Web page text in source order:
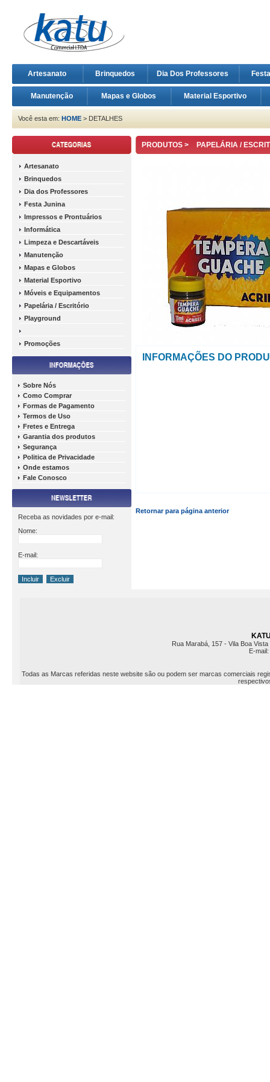
Artesanato Brinquedos Dia Dos Professores
Manutenção Mapas e Globos Material Esportivo
Você esta em: HOME > DETALHES
Artesanato
Brinquedos
Dia dos Professores
Festa Junina
Impressos e Prontuários
Informática
Limpeza e Descartáveis
Manutenção
Mapas e Globos
Material Esportivo
Móveis e Equipamentos
Papelária / Escritório
Playground
Promoções
Sobre Nós
Como Comprar
Formas de Pagamento
Termos de Uso
Fretes e Entrega
Garantia dos produtos
Segurança
Politica de Privacidade
Onde estamos
Fale Conosco
Receba as novidades por e-mail:
Nome:
E-mail:
PRODUTOS > PAPELÁRIA /
INFORMAÇÕES DO
Retornar para página anterior
Rua Marabá, 157 - Vila Boa
E-mail:
Todas as Marcas referidas neste website são ou podem ser marcas comerciais